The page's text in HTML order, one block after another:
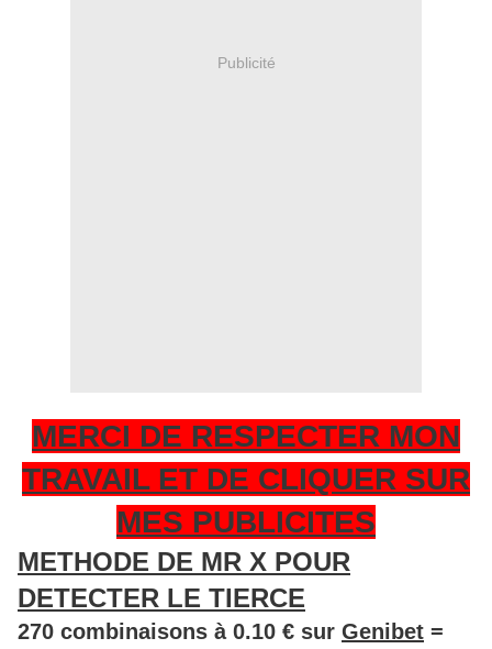
Publicité
MERCI DE RESPECTER MON
TRAVAIL ET DE CLIQUER SUR
MES PUBLICITES
METHODE DE MR X POUR
DETECTER LE TIERCE
270 combinaisons à 0.10 € sur Genibet =